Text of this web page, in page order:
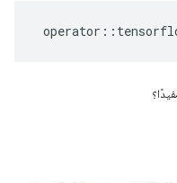
operator ::